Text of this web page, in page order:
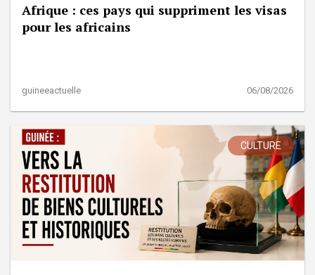
Afrique : ces pays qui suppriment les visas
pour les africains
guineeactuelle 06/08/2026
CULTURE